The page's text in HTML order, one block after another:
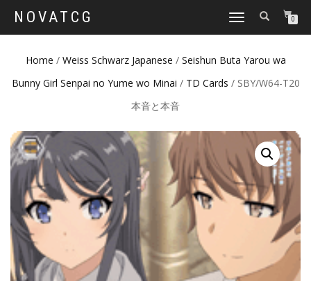
NOVATCG
TOGGLE
0
Home / Weiss Schwarz Japanese / Seishun Buta Yarou wa
Bunny Girl Senpai no Yume wo Minai / TD Cards / SBY/W64-T20
本音と本音